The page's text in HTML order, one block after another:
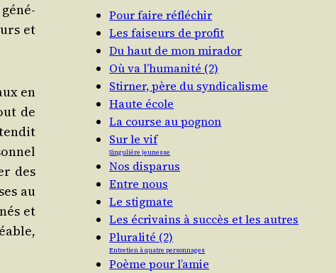
géné­
et
en
de
des
au
et
Pour faire réfléchir
Les faiseurs de profit
Du haut de mon mirador
Où va l’humanité (2)
Stirner, père du syndicalisme
Haute école
La course au pognon
Sur le vif
Singulière jeunesse
Nos disparus
Entre nous
Le stigmate
Les écrivains à succès et les autres
Pluralité (2)
Entretien à quatre personnages
Poème pour l’amie